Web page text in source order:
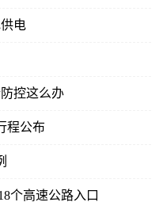
电
控这么办
程公布
个高速公路入口